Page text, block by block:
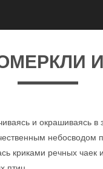
и окрашиваясь
небосводом
криками речных чаек